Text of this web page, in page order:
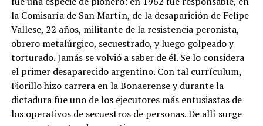
la Comisaría de San Martín, de la desaparición de Felipe
Vallese, 22 años, militante de la resistencia peronista,
obrero metalúrgico, secuestrado, y luego golpeado y
torturado. Jamás se volvió a saber de él. Se lo considera
el primer desaparecido argentino. Con tal currículum,
Fiorillo hizo carrera en la Bonaerense y durante la
dictadura fue uno de los ejecutores más entusiastas de
los operativos de secuestros de personas. De allí surge